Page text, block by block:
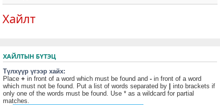
Хайлт
ХАЙЛТЫН БҮТЭЦ
Түлхүүр үгээр хайх:
Place + in front of a word which must be found and - in front of a word
which must not be found. Put a list of words separated by | into brackets if
only one of the words must be found. Use * as a wildcard for partial
matches.